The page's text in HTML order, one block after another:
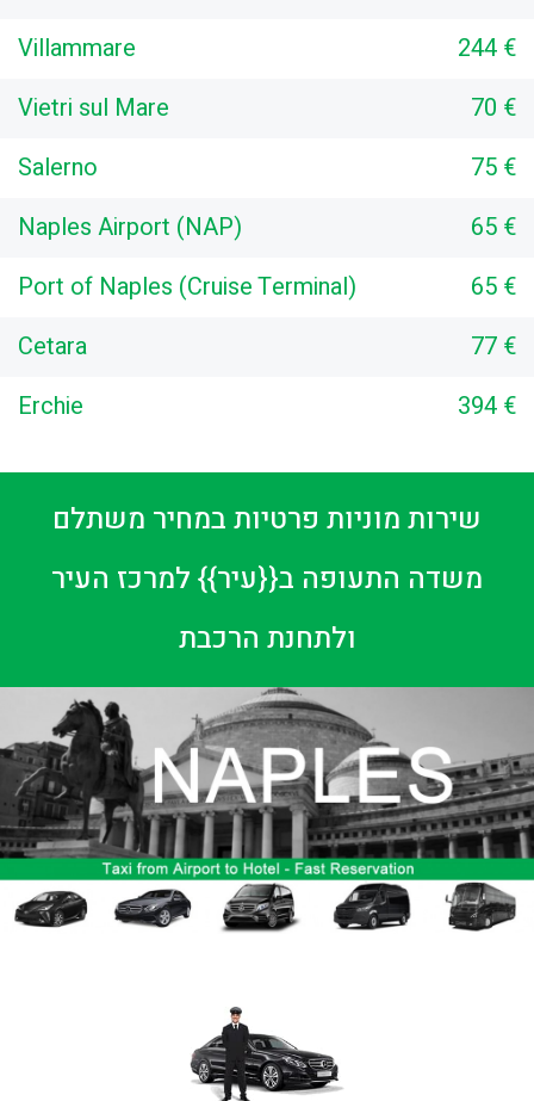
Villammare
244 €
Vietri sul Mare
70 €
Salerno
75 €
Naples Airport (NAP)
65 €
Port of Naples (Cruise Terminal)
65 €
Cetara
77 €
Erchie
394 €
שירות מוניות פרטיות במחיר משתלם
משדה התעופה ב{{עיר}} למרכז העיר
ולתחנת הרכבת